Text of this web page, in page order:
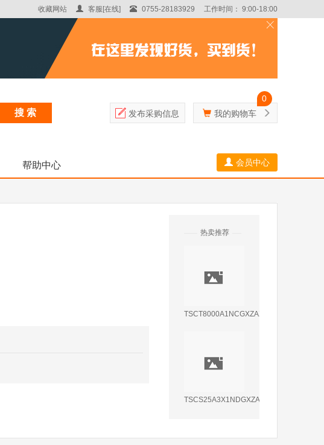
收藏网站 客服[在线] 0755-28183929 工作时间： 9:00-18:00
搜 索 发布采购信息
0
我的购物车
帮助中心 会员中心
热卖推荐
TSCT8000A1NCGXZAX8
TSCS25A3X1NDGXZAX8